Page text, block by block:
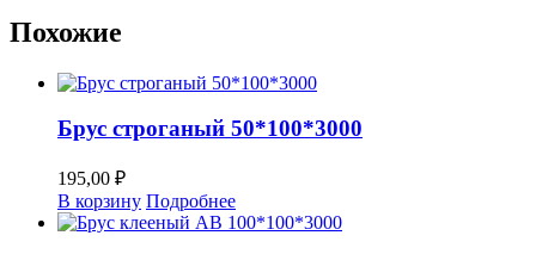
Похожие
Брус строганый 50*100*3000
195,00 ₽
В корзину Подробнее